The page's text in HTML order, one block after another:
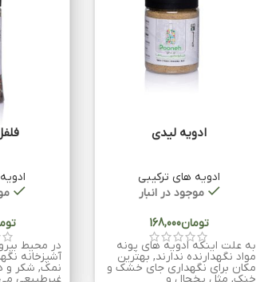
ادویه لیدی
ادویه های ترکیبی
موجود در انبار
تومان
به علت اینکه ادویه های پونه
مواد نگهدارنده ندارند, بهترین
مکان برای نگهداری جای خشک و
خنک, مثل یخچال و
در محیط
آشپزخانه
نمک, شکر و
غیرطبیعی